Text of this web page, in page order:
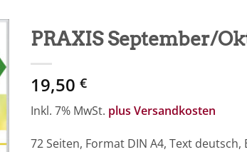
PRAXIS September/
19,50 €
Inkl. 7% MwSt. plus Versandkosten
72 Seiten, Format DIN A4, Text